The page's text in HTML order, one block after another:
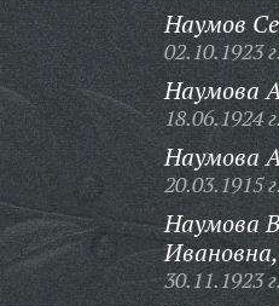
Наумов
02.10.1923
Наумова
18.06.1924
Наумова
20.03.1915
Наумова
Ивановна,
30.11.1923